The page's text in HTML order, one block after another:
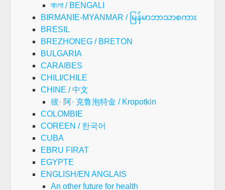
বাংলা / BENGALI
BIRMANIE-MYANMAR / မြန်မာဘာသာစကား
BRESIL
BREZHONEG / BRETON
BULGARIA
CARAIBES
CHILI/CHILE
CHINE / 中文
彼· 阿· 克鲁泡特金 / Kropotkin
COLOMBIE
COREEN / 한국어
CUBA
EBRU FIRAT
EGYPTE
ENGLISH/EN ANGLAIS
An other future for health